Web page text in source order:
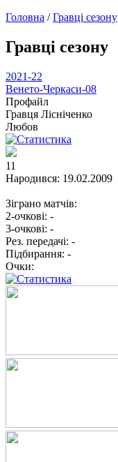
Головна /Гравці сезону
Гравці сезону
2021-22
Венето-Черкаси-08
Профайл
Гравця Лісніченко
Любов
11
Народився: 19.02.2009
Зіграно матчів:
2-очкові: -
3-очкові: -
Рез. передачі: -
Підбирання: -
Очки: